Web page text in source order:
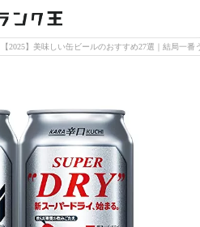
【2025】美味しい缶ビールのおすすめ27選｜結局一